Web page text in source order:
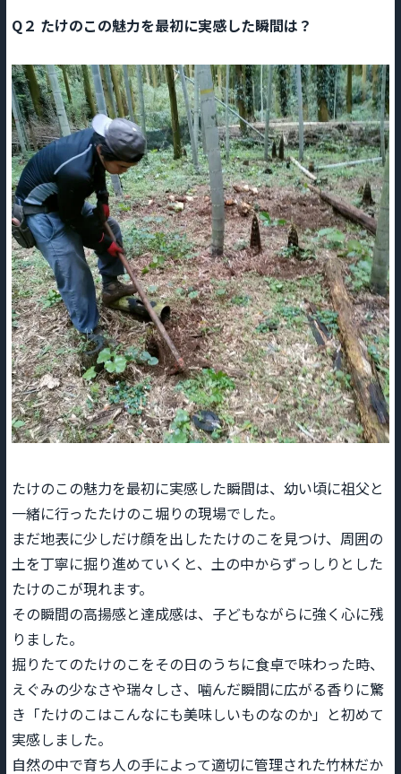
Q２ たけのこの魅力を最初に実感した瞬間は？
たけのこの魅力を最初に実感した瞬間は、幼い頃に祖父と
一緒に行ったたけのこ堀りの現場でした。
まだ地表に少しだけ顔を出したたけのこを見つけ、周囲の
土を丁寧に掘り進めていくと、土の中からずっしりとした
たけのこが現れます。
その瞬間の高揚感と達成感は、子どもながらに強く心に残
りました。
掘りたてのたけのこをその日のうちに食卓で味わった時、
えぐみの少なさや瑞々しさ、噛んだ瞬間に広がる香りに驚
き「たけのこはこんなにも美味しいものなのか」と初めて
実感しました。
自然の中で育ち人の手によって適切に管理された竹林だか